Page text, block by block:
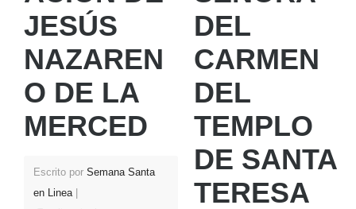
JESÚS
NAZAREN
O DE LA
MERCED
Escrito por Semana Santa
en Linea
DEL
CARMEN
DEL
TEMPLO
DE SANTA
TERESA